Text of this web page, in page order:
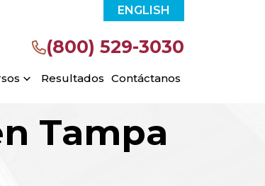
ENGLISH
(800) 529-3030
Resultados Contáctanos
Tampa